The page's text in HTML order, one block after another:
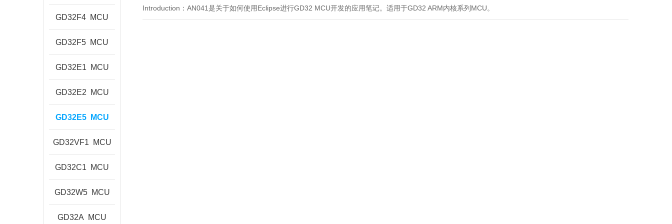
GD32F4 MCU
GD32F5 MCU
GD32E1 MCU
GD32E2 MCU
GD32E5 MCU
GD32VF1 MCU
GD32C1 MCU
GD32W5 MCU
GD32A MCU
Introduction： AN041是关于如何使用Eclipse进行GD32 MCU开发的应用笔记。适用于GD32 ARM内核系列MCU。